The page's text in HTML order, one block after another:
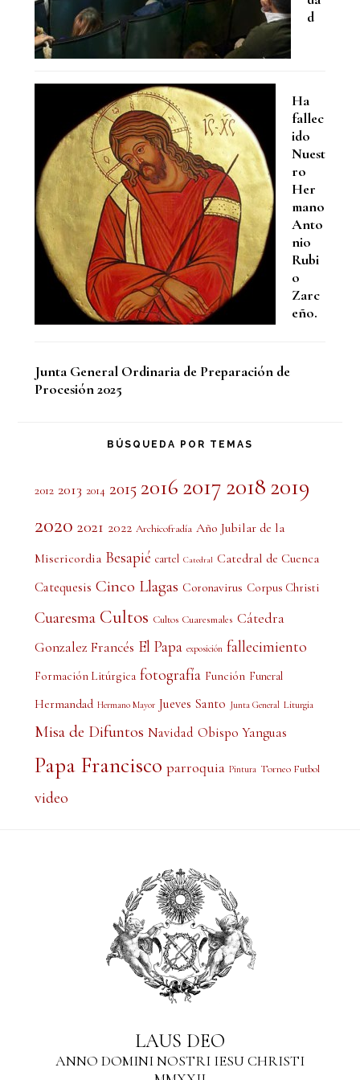
d
Ha
fallec
ido
Nuest
ro
Her
mano
Anto
nio
Rubi
o
Zarc
eño.
Junta General Ordinaria de Preparación de
Procesión 2025
BÚSQUEDA POR TEMAS
2012 2013 2014 2015 2016 2017 2018 2019
2020 2021 2022 Archicofradía Año Jubilar de la
Misericordia Besapié cartel Catedral Catedral de Cuenca
Catequesis Cinco Llagas Coronavirus Corpus Christi
Cuaresma Cultos Cultos Cuaresmales Cátedra
Gonzalez Francés El Papa exposición fallecimiento
Formación Litúrgica fotografía Función Funeral
Hermandad Hermano Mayor Jueves Santo Junta General Liturgia
Misa de Difuntos Navidad Obispo Yanguas
Papa Francisco parroquia Pintura Torneo Futbol
video
LAUS DEO
ANNO DOMINI NOSTRI IESU CHRISTI